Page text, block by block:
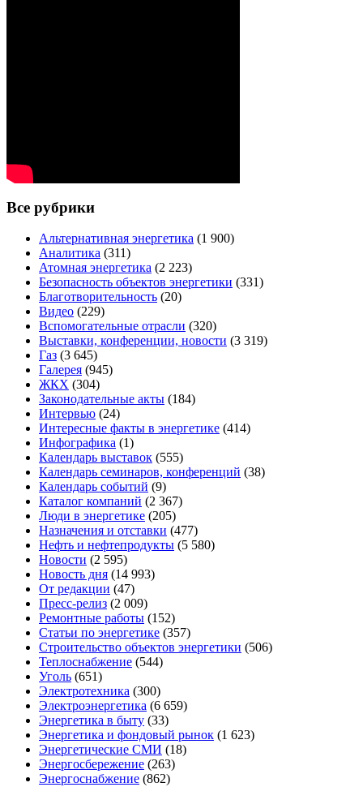
Все рубрики
Альтернативная энергетика (1 900)
Аналитика (311)
Атомная энергетика (2 223)
Безопасность объектов энергетики (331)
Благотворительность (20)
Видео (229)
Вспомогательные отрасли (320)
Выставки, конференции, новости (3 319)
Газ (3 645)
Галерея (945)
ЖКХ (304)
Законодательные акты (184)
Интервью (24)
Интересные факты в энергетике (414)
Инфографика (1)
Календарь выставок (555)
Календарь семинаров, конференций (38)
Календарь событий (9)
Каталог компаний (2 367)
Люди в энергетике (205)
Назначения и отставки (477)
Нефть и нефтепродукты (5 580)
Новости (2 595)
Новость дня (14 993)
От редакции (47)
Пресс-релиз (2 009)
Ремонтные работы (152)
Статьи по энергетике (357)
Строительство объектов энергетики (506)
Теплоснабжение (544)
Уголь (651)
Электротехника (300)
Электроэнергетика (6 659)
Энергетика в быту (33)
Энергетика и фондовый рынок (1 623)
Энергетические СМИ (18)
Энергосбережение (263)
Энергоснабжение (862)